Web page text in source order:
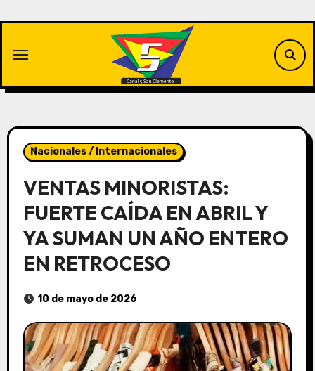
contenido
Nacionales / Internacionales
VENTAS MINORISTAS:
FUERTE CAÍDA EN ABRIL Y
YA SUMAN UN AÑO ENTERO
EN RETROCESO
10 de mayo de 2026